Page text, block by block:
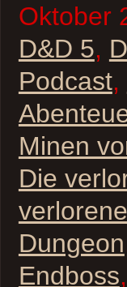
Oktober
D&D 5,
Podcast,
Minen
Die
Dungeon
Endboss,